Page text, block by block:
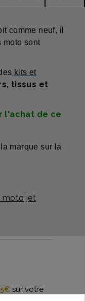
comme neuf, il
moto sont
es kits et
tissus et
l'achat de ce
marque sur la
moto jet
5€ sur votre